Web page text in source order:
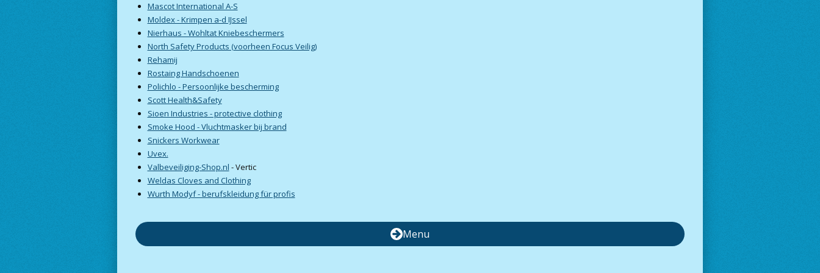
Mascot International A-S
Moldex - Krimpen a-d IJssel
Nierhaus - Wohltat Kniebeschermers
North Safety Products (voorheen Focus Veilig)
Rehamij
Rostaing Handschoenen
Polichlo - Persoonlijke bescherming
Scott Health&Safety
Sioen Industries - protective clothing
Smoke Hood - Vluchtmasker bij brand
Snickers Workwear
Uvex.
Valbeveiliging-Shop.nl - Vertic
Weldas Cloves and Clothing
Wurth Modyf - berufskleidung für profis
Menu